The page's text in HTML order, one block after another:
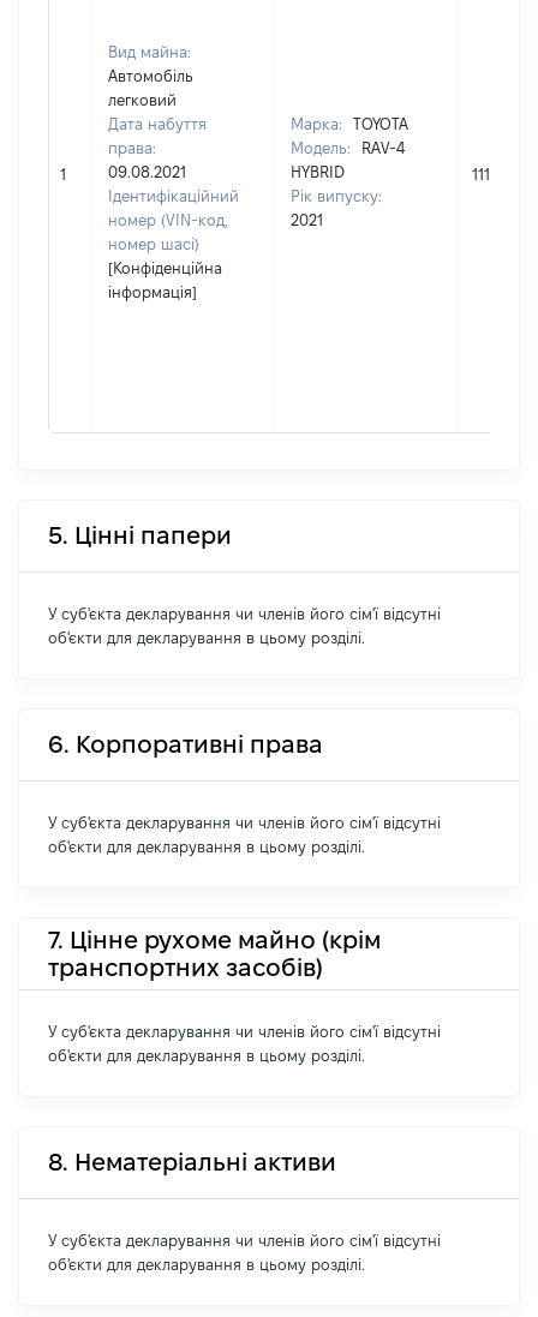
1
Вид майна:
Автомобіль
легковий
Дата набуття
права:
09.08.2021
Ідентифікаційний
номер (VIN-код,
номер шасі)
[Конфіденційна
інформація]
Марка:
TOYOTA
Модель:
RAV-4
HYBRID
Рік випуску:
2021
1115724
5. Цінні папери
У суб'єкта декларування чи членів його сім'ї відсутні
об'єкти для декларування в цьому розділі.
6. Корпоративні права
У суб'єкта декларування чи членів його сім'ї відсутні
об'єкти для декларування в цьому розділі.
7. Цінне рухоме майно (крім
транспортних засобів)
У суб'єкта декларування чи членів його сім'ї відсутні
об'єкти для декларування в цьому розділі.
8. Нематеріальні активи
У суб'єкта декларування чи членів його сім'ї відсутні
об'єкти для декларування в цьому розділі.